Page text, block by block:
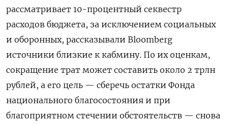
рассматривает 10-процентный секвестр
расходов бюджета, за исключением социальных
и оборонных, рассказывали Bloomberg
источники близкие к кабмину. По их оценкам,
сокращение трат может составить около 2 трлн
рублей, а его цель — сберечь остатки Фонда
национального благосостояния и при
благоприятном стечении обстоятельств — снова